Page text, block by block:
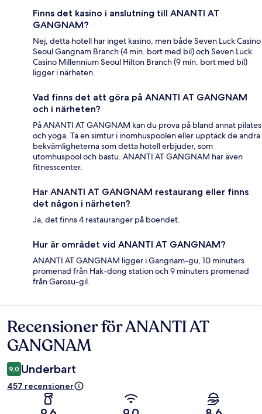
Finns det kasino i anslutning till ANANTI AT
GANGNAM?
Nej, detta hotell har inget kasino, men både Seven Luck Casino
Seoul Gangnam Branch (4 min. bort med bil) och Seven Luck
Casino Millennium Seoul Hilton Branch (9 min. bort med bil)
ligger i närheten.
Vad finns det att göra på ANANTI AT GANGNAM
och i närheten?
På ANANTI AT GANGNAM kan du prova på bland annat pilates
och yoga. Ta en simtur i inomhuspoolen eller upptäck de andra
bekvämligheterna som detta hotell erbjuder, som
utomhuspool och bastu. ANANTI AT GANGNAM har även
fitnesscenter.
Har ANANTI AT GANGNAM restaurang eller finns
det någon i närheten?
Ja, det finns 4 restauranger på boendet.
Hur är området vid ANANTI AT GANGNAM?
ANANTI AT GANGNAM ligger i Gangnam-gu, 10 minuters
promenad från Hak-dong station och 9 minuters promenad
från Garosu-gil.
Recensioner
Recensioner för ANANTI AT
GANGNAM
9,0 Underbart
457 recensioner